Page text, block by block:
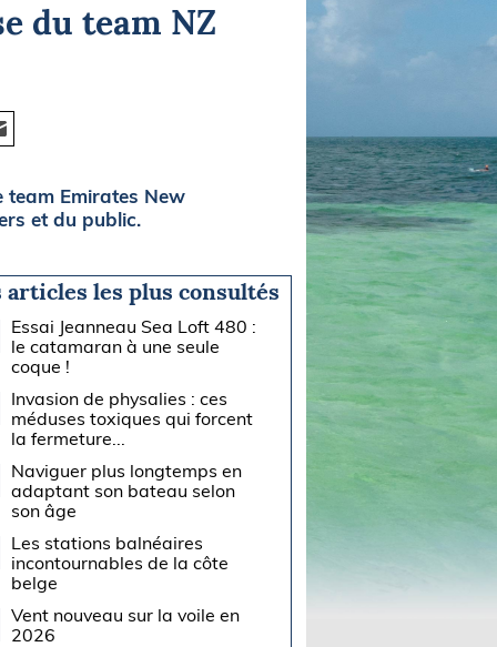
du team NZ
team Emirates New
et du public.
articles les plus consultés
Essai Jeanneau Sea Loft 480 :
le catamaran à une seule
coque !
Invasion de physalies : ces
méduses toxiques qui forcent
la fermeture...
Naviguer plus longtemps en
adaptant son bateau selon
son âge
Les stations balnéaires
incontournables de la côte
belge
Vent nouveau sur la voile en
2026